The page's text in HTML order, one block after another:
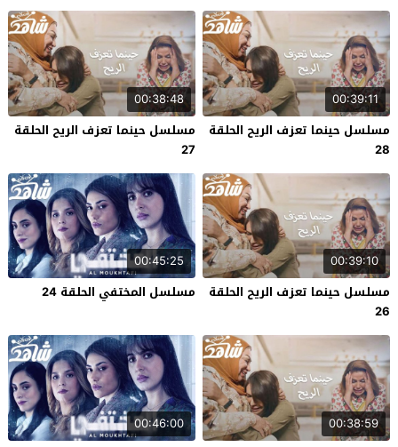
00:39:11
مسلسل حينما تعزف الريح الحلقة
28
00:38:48
مسلسل حينما تعزف الريح الحلقة
27
00:39:10
مسلسل حينما تعزف الريح الحلقة
26
00:45:25
مسلسل المختفي الحلقة 24
00:38:59
00:46:00